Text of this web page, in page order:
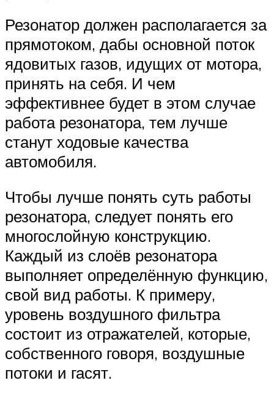
Резонатор должен располагается за
прямотоком, дабы основной поток
ядовитых газов, идущих от мотора,
принять на себя. И чем
эффективнее будет в этом случае
работа резонатора, тем лучше
станут ходовые качества
автомобиля.
Чтобы лучше понять суть работы
резонатора, следует понять его
многослойную конструкцию.
Каждый из слоёв резонатора
выполняет определённую функцию,
свой вид работы. К примеру,
уровень воздушного фильтра
состоит из отражателей, которые,
собственного говоря, воздушные
потоки и гасят.